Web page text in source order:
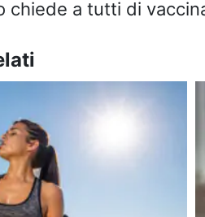
chiede a tutti di